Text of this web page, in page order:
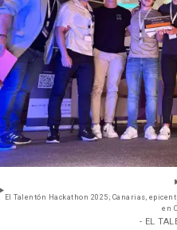
El Talentón Hackathon 2025; Canarias,
en
- EL